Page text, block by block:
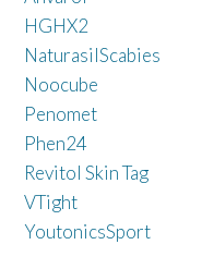
HGHX2
NaturasilScabies
Noocube
Penomet
Phen24
Revitol Skin Tag
VTight
YoutonicsSport